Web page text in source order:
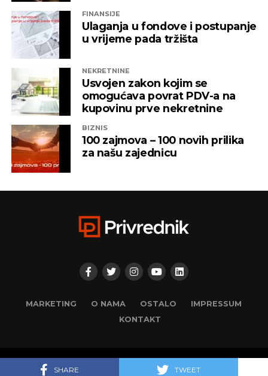
SHARE TWEET
FINANSIJE
Ulaganja u fondove i postupanje
u vrijeme pada tržišta
NEKRETNINE
Usvojen zakon kojim se
omogućava povrat PDV-a na
kupovinu prve nekretnine
BIZNIS
100 zajmova – 100 novih prilika
za našu zajednicu
MARKETING O NAMA OSTALO
IMPRESSUM
KONTAKT
© 2025. Privrednik. Sva prava zadržana. Developed by